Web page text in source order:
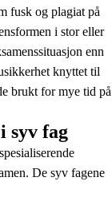
fusk og plagiat på
i stor eller
enn
knyttet til
brukt for mye tid på
syv fag
De syv fagene